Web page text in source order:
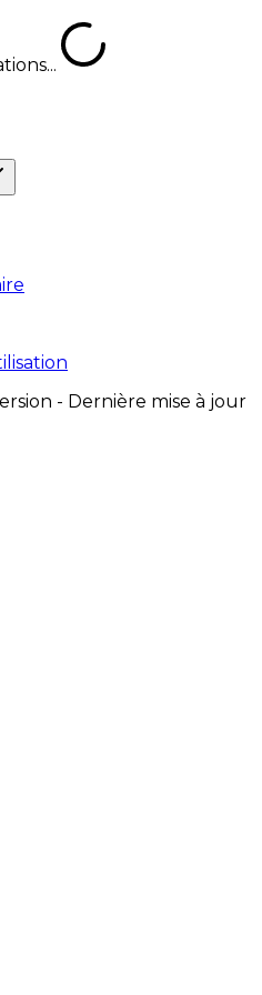
- Dernière mise à jour